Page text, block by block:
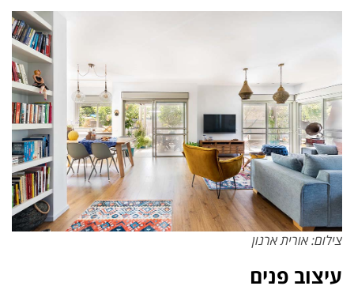
צילום: אורית ארנון
עיצוב פנים